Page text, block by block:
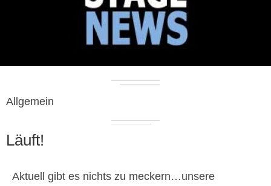
Allgemein
Läuft!
Aktuell gibt es nichts zu meckern…unsere